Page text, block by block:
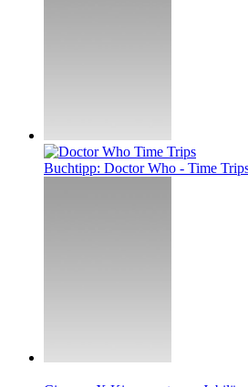
Buchtipp: Doctor Who - Time